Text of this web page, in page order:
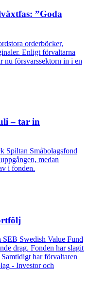
”Goda
orderböcker,
Enligt förvaltarna
nu försvarssektorn in i en
– tar in
Spiltan Småbolagsfond
medan
i fonden.
Swedish Value Fund
drag. Fonden har slagit
har förvaltaren
- Investor och